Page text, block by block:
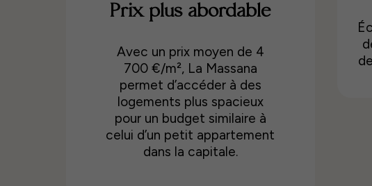
Prix plus abordable
Avec un prix moyen de 4
700 €/m², La Massana
permet d’accéder à des
logements plus spacieux
pour un budget similaire à
celui d’un petit appartement
dans la capitale.